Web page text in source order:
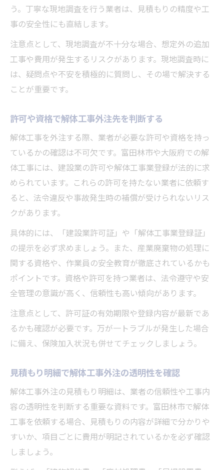
う。丁寧な現地調査を行う業者は、見積もりの精度や工
事の安全性にも直結します。
注意点として、現地調査が不十分な場合、想定外の追加
工事や費用が発生するリスクがあります。現地調査時に
は、疑問点や不安を積極的に質問し、その場で解決する
ことが重要です。
許可や資格で解体工事外注先を判断する
解体工事を外注する際、業者が必要な許可や資格を持っ
ているかの確認は不可欠です。富田林市や大阪府での解
体工事には、建設業の許可や解体工事業登録が法的に求
められています。これらの許可を持たない業者に依頼す
ると、法令違反や事故発生時の補償が受けられないリス
クがあります。
具体的には、「建設業許可証」や「解体工事業登録証」
の提示を必ず求めましょう。また、産業廃棄物の処理に
関する資格や、作業員の安全教育が徹底されているかも
ポイントです。資格や許可を持つ業者は、法令遵守や安
全管理の意識が高く、信頼性も高い傾向があります。
注意点として、許可証の有効期限や登録内容が最新であ
るかも確認が必要です。万が一トラブルが発生した場合
に備え、保険加入状況も併せてチェックしましょう。
見積もり明細で解体工事外注の透明性を確認
解体工事外注の見積もり明細は、業者の信頼性や工事内
容の透明性を判断する重要な資料です。富田林市で解体
工事を依頼する場合、見積もりの内容が詳細で分かりや
すいか、項目ごとに費用が明記されているかを必ず確認
しましょう。